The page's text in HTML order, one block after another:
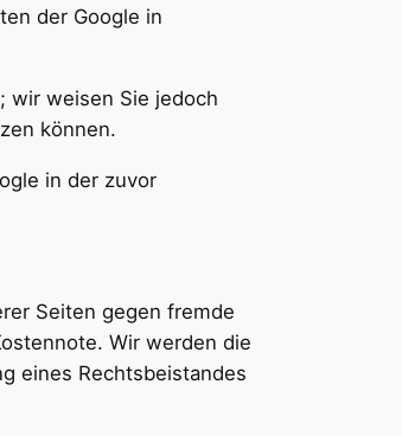
der Google in
wir weisen Sie jedoch
können.
in der zuvor
Seiten gegen fremde
Wir werden die
eines Rechtsbeistandes